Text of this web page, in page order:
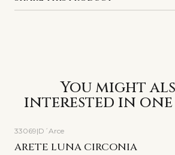
You might
interested in one
-14% OFF
33069|D´Arce
ARETE LUNA CIRCONIA